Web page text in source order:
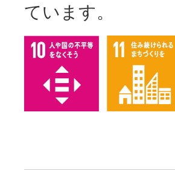
ています。